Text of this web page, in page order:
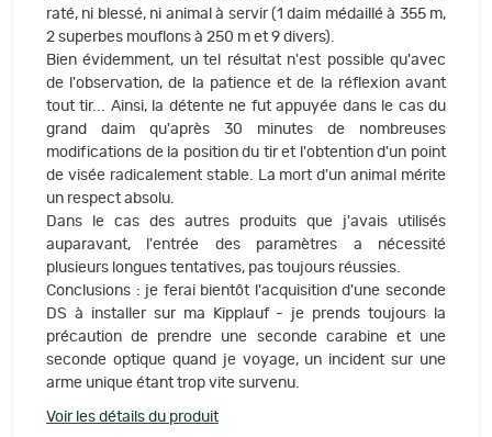
raté, ni blessé, ni animal à servir (1 daim médaillé à 355 m,
2 superbes mouflons à 250 m et 9 divers).
Bien évidemment, un tel résultat n'est possible qu'avec
de l'observation, de la patience et de la réflexion avant
tout tir... Ainsi, la détente ne fut appuyée dans le cas du
grand daim qu'après 30 minutes de nombreuses
modifications de la position du tir et l'obtention d'un point
de visée radicalement stable. La mort d'un animal mérite
un respect absolu.
Dans le cas des autres produits que j'avais utilisés
auparavant, l'entrée des paramètres a nécessité
plusieurs longues tentatives, pas toujours réussies.
Conclusions : je ferai bientôt l'acquisition d'une seconde
DS à installer sur ma Kipplauf - je prends toujours la
précaution de prendre une seconde carabine et une
seconde optique quand je voyage, un incident sur une
arme unique étant trop vite survenu.
Voir les détails du produit